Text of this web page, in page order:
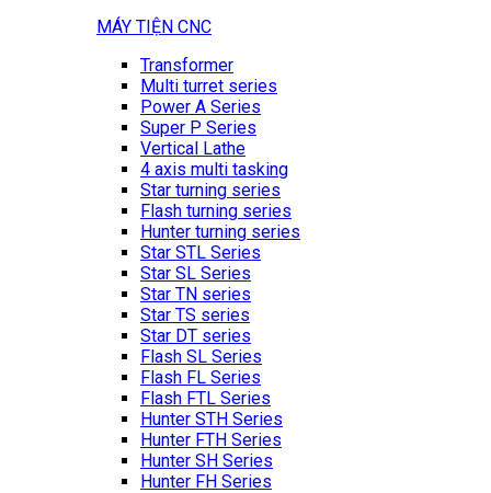
MÁY TIỆN CNC
Transformer
Multi turret series
Power A Series
Super P Series
Vertical Lathe
4 axis multi tasking
Star turning series
Flash turning series
Hunter turning series
Star STL Series
Star SL Series
Star TN series
Star TS series
Star DT series
Flash SL Series
Flash FL Series
Flash FTL Series
Hunter STH Series
Hunter FTH Series
Hunter SH Series
Hunter FH Series